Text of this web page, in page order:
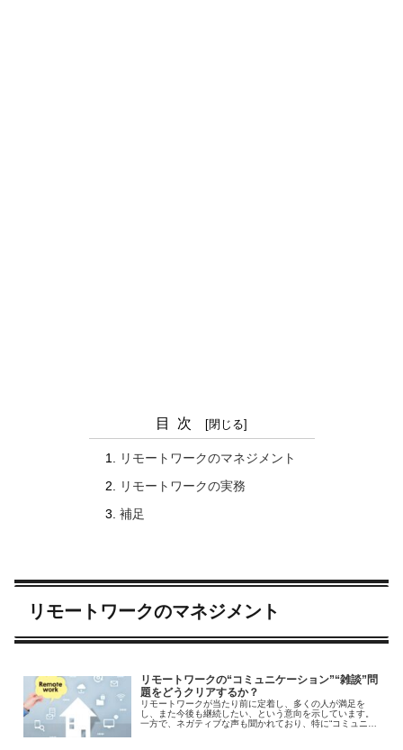
目次
リモートワークのマネジメント
リモートワークの実務
補足
リモートワークのマネジメント
リモートワークの“コミュニケーション”“雑談”問
題をどうクリアするか？
リモートワークが当たり前に定着し、多くの人が満足を
し、また今後も継続したい、という意向を示しています。
一方で、ネガティブな声も聞かれており、特に“コミュニケ